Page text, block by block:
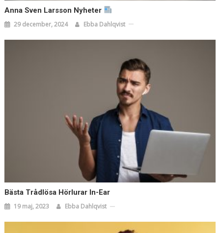
Anna Sven Larsson Nyheter
29 december, 2024 Ebba Dahlqvist
Bästa Trådlösa Hörlurar In-Ear
19 maj, 2023 Ebba Dahlqvist